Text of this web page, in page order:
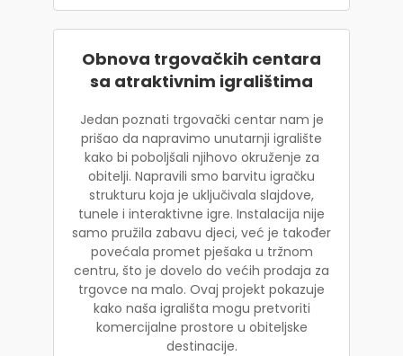
Obnova trgovačkih centara
sa atraktivnim igralištima
Jedan poznati trgovački centar nam je
prišao da napravimo unutarnji igralište
kako bi poboljšali njihovo okruženje za
obitelji. Napravili smo barvitu igračku
strukturu koja je uključivala slajdove,
tunele i interaktivne igre. Instalacija nije
samo pružila zabavu djeci, već je također
povećala promet pješaka u tržnom
centru, što je dovelo do većih prodaja za
trgovce na malo. Ovaj projekt pokazuje
kako naša igrališta mogu pretvoriti
komercijalne prostore u obiteljske
destinacije.